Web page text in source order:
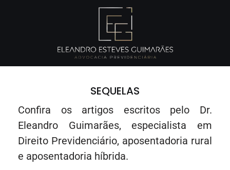
SEQUELAS
Confira os artigos escritos pelo Dr.
Eleandro Guimarães, especialista em
Direito Previdenciário, aposentadoria rural
e aposentadoria híbrida.